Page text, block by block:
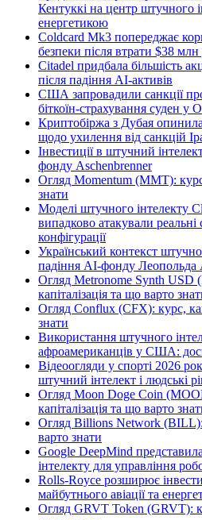
Кентуккі на центр штучного
енергетикою
Coldcard Mk3 попереджає
безпеки після втрати $38
Citadel придбала більшість
після падіння AI-активів
США запровадили санкції
біткоїн-страхування суден у
Криптобіржа з Дубая
щодо ухилення від санкцій
Інвестиції в штучний
фонду Aschenbrenner
Огляд Momentum (MMT):
знати
Моделі штучного інтелекту
випадково атакували
конфігурації
Український контекст
падіння AI-фонду
Огляд Metronome Synth USD
капіталізація та що варто
Огляд Conflux (CFX): курс,
знати
Використання штучного
афроамериканців у США:
Відеоогляди у спорті 2026
штучний інтелект і людські
Огляд Moon Doge Coin
капіталізація та що варто
Огляд Billions Network (BILL):
варто знати
Google DeepMind
інтелекту для управління
Rolls-Royce розширює
майбутнього авіації та
Огляд GRVT Token (GRVT):